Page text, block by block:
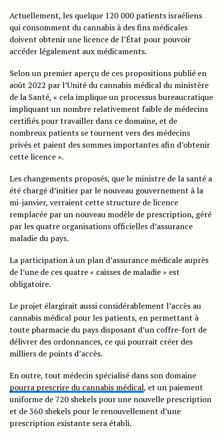
Actuellement, les quelque 120 000 patients israéliens
qui consomment du cannabis à des fins médicales
doivent obtenir une licence de l’État pour pouvoir
accéder légalement aux médicaments.
Selon un premier aperçu de ces propositions publié en
août 2022 par l’Unité du cannabis médical du ministère
de la Santé, « cela implique un processus bureaucratique
impliquant un nombre relativement faible de médecins
certifiés pour travailler dans ce domaine, et de
nombreux patients se tournent vers des médecins
privés et paient des sommes importantes afin d’obtenir
cette licence ».
Les changements proposés, que le ministre de la santé a
été chargé d’initier par le nouveau gouvernement à la
mi-janvier, verraient cette structure de licence
remplacée par un nouveau modèle de prescription, géré
par les quatre organisations officielles d’assurance
maladie du pays.
La participation à un plan d’assurance médicale auprès
de l’une de ces quatre « caisses de maladie » est
obligatoire.
Le projet élargirait aussi considérablement l’accès au
cannabis médical pour les patients, en permettant à
toute pharmacie du pays disposant d’un coffre-fort de
délivrer des ordonnances, ce qui pourrait créer des
milliers de points d’accès.
En outre, tout médecin spécialisé dans son domaine
pourra prescrire du cannabis médical, et un paiement
uniforme de 720 shekels pour une nouvelle prescription
et de 360 shekels pour le renouvellement d’une
prescription existante sera établi.